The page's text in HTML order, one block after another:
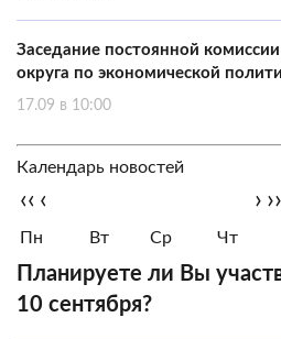
Заседание постоянной
округа по экономической
17.09 в 10:00
Календарь новостей
‹‹ ‹ › ››
Пн Вт Ср Чт
Планируете ли Вы
10 сентября?